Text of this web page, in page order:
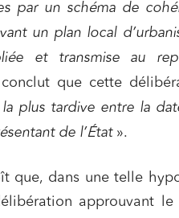
par un schéma de
un plan local
et transmise au
que cette
plus tardive entre la
de l’État ».
que, dans une telle
approuvant
et collectivités
aménagement
et Fusions-